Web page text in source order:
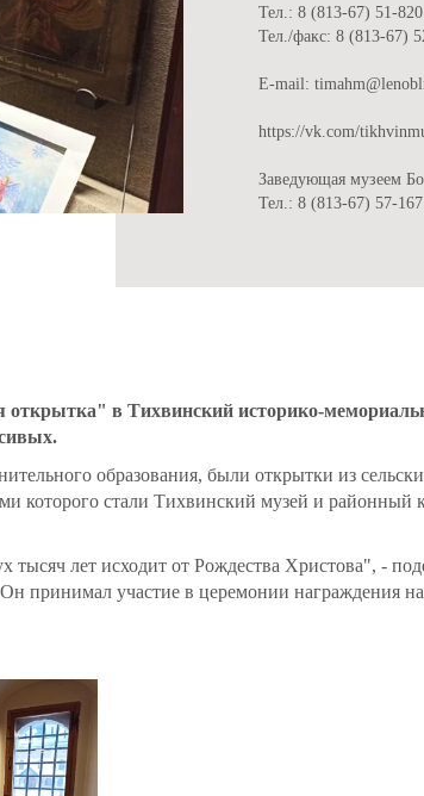
Тел.: 8 (813-67) 51-
Тел./факс: 8 (813-67)
Е-mail:
https://vk.com/
Заведующая музеем
Тел.: 8 (813-67) 57-
открытка" в Тихвинский историко-
образования, были открытки из
которого стали Тихвинский музей и районный
тысяч лет исходит от Рождества Христова", -
принимал участие в церемонии награждения